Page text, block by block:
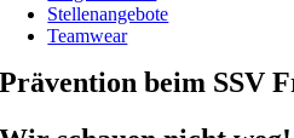
Stellenangebote
Teamwear
Prävention beim SSV